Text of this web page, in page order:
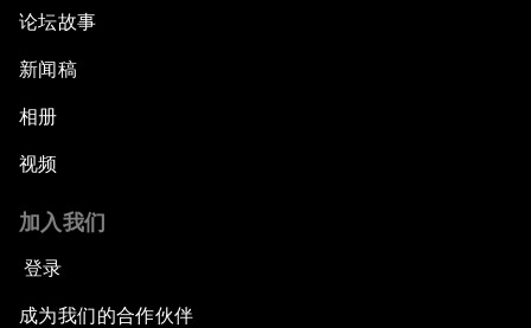
论坛故事
新闻稿
相册
视频
加入我们
登录
成为我们的合作伙伴